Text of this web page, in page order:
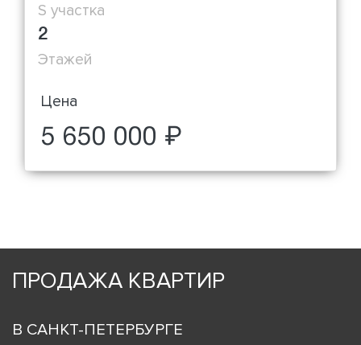
S участка
2
Этажей
Цена
5 650 000 ₽
ПРОДАЖА КВАРТИР
В САНКТ-ПЕТЕРБУРГЕ